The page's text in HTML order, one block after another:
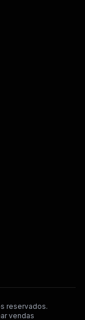
reservados.
vendas